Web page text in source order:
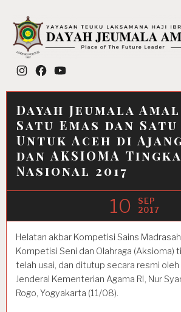
content
Dayah Jeumala
Place of The Future Leader
Instagram
FacebookYouTube
Dayah Jeumala
Satu Emas dan
Untuk Aceh di Ajang
dan AKSIOMA
Nasional 2017
10
SEP
2017
Helatan akbar Kompetisi Sains
Kompetisi Seni dan Olahraga (Aksioma)
telah usai, dan ditutup secara resmi
Jenderal Kementerian Agama RI, Nur
Rogo, Yogyakarta (11/08).